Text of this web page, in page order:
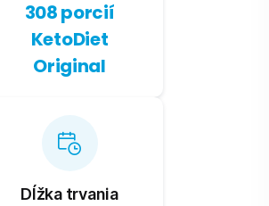
308 porcií
KetoDiet
Original
Dĺžka trvania